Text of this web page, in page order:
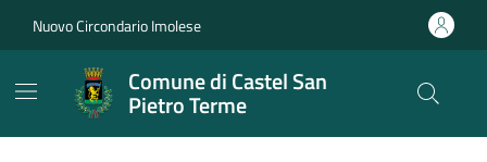
Nuovo Circondario Imolese
Comune di Castel San
Pietro Terme